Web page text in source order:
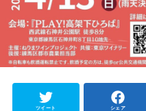
ツイート シェア